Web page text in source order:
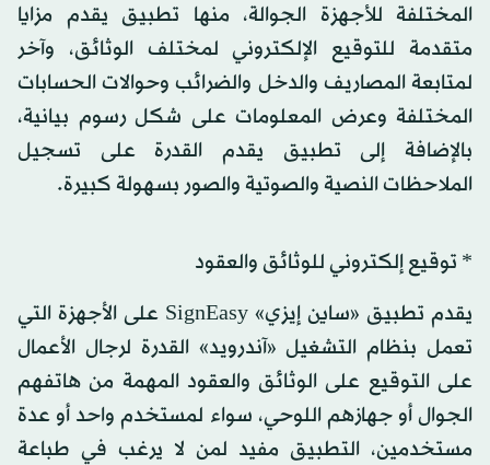
المختلفة للأجهزة الجوالة، منها تطبيق يقدم مزايا
متقدمة للتوقيع الإلكتروني لمختلف الوثائق، وآخر
لمتابعة المصاريف والدخل والضرائب وحوالات الحسابات
المختلفة وعرض المعلومات على شكل رسوم بيانية،
بالإضافة إلى تطبيق يقدم القدرة على تسجيل
الملاحظات النصية والصوتية والصور بسهولة كبيرة.
* توقيع إلكتروني للوثائق والعقود
يقدم تطبيق «ساين إيزي» SignEasy على الأجهزة التي
تعمل بنظام التشغيل «آندرويد» القدرة لرجال الأعمال
على التوقيع على الوثائق والعقود المهمة من هاتفهم
الجوال أو جهازهم اللوحي، سواء لمستخدم واحد أو عدة
مستخدمين، التطبيق مفيد لمن لا يرغب في طباعة